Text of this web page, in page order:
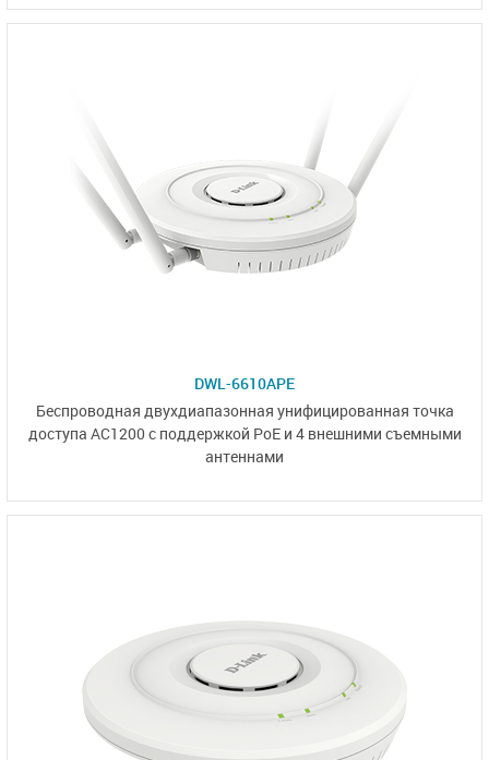
DWL-6610APE
Беспроводная двухдиапазонная унифицированная точка
доступа AC1200 с поддержкой PoE и 4 внешними съемными
антеннами